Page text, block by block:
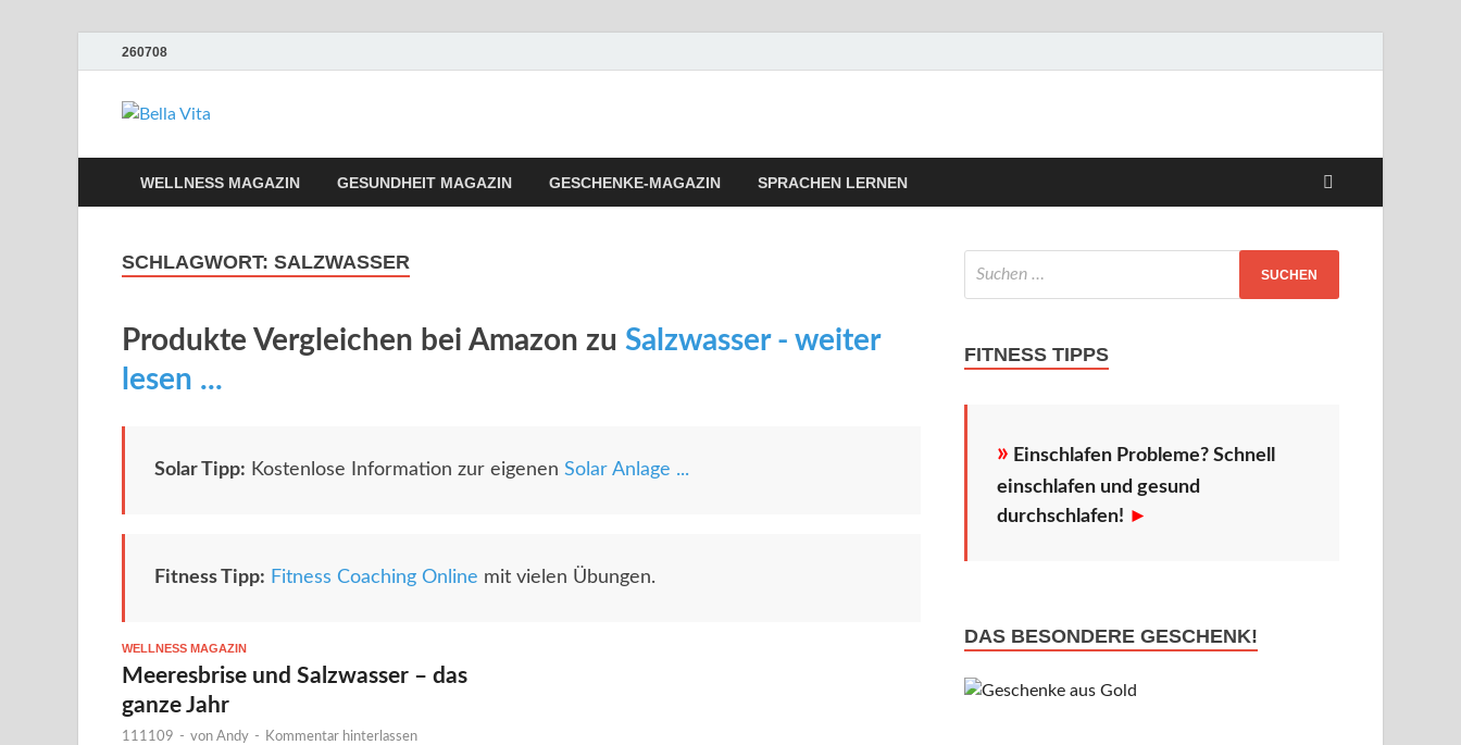
260708
Bella Vita Wellness Fitness Tipps
WELLNESS MAGAZIN GESUNDHEIT MAGAZIN GESCHENKE-MAGAZIN SPRACHEN LERNEN
SCHLAGWORT: SALZWASSER
Produkte Vergleichen bei Amazon zu Salzwasser - weiter
lesen ...
Solar Tipp: Kostenlose Information zur eigenen Solar Anlage ...
Fitness Tipp: Fitness Coaching Online mit vielen Übungen.
WELLNESS MAGAZIN
Meeresbrise und Salzwasser – das
ganze Jahr
111109 - von Andy - Kommentar hinterlassen
FITNESS TIPPS
» Einschlafen Probleme? Schnell
einschlafen und gesund
durchschlafen! ►
DAS BESONDERE GESCHENK!